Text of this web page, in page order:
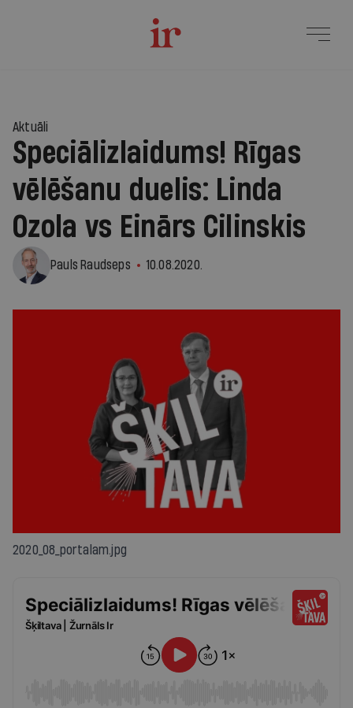
Aktuāli
Speciālizlaidums! Rīgas
vēlēšanu duelis: Linda
Ozola vs Einārs Cilinskis
Pauls Raudseps 10.08.2020.
2020_08_portalam.jpg